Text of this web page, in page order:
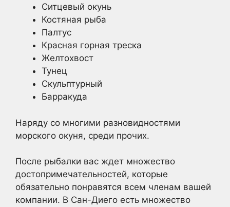
Ситцевый окунь
Костяная рыба
Палтус
Красная горная треска
Желтохвост
Тунец
Скульптурный
Барракуда
Наряду со многими разновидностями
морского окуня, среди прочих.
После рыбалки вас ждет множество
достопримечательностей, которые
обязательно понравятся всем членам вашей
компании. В Сан-Диего есть множество